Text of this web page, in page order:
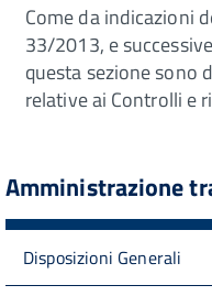
Come da indicazioni
33/2013, e
questa sezione sono
relative ai Controlli e
Amministrazione
Disposizioni Generali